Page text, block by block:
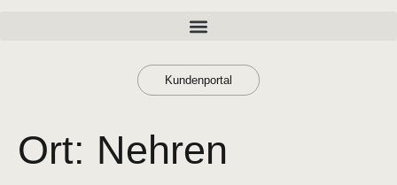
Kundenportal
Ort: Nehren